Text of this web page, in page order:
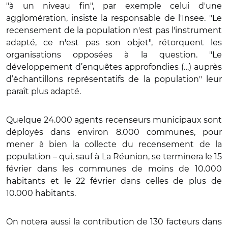
"à un niveau fin", par exemple celui d'une
agglomération, insiste la responsable de l'Insee. "Le
recensement de la population n'est pas l'instrument
adapté, ce n'est pas son objet", rétorquent les
organisations opposées à la question. "Le
développement d’enquêtes approfondies (…) auprès
d’échantillons représentatifs de la population" leur
paraît plus adapté.
Quelque 24.000 agents recenseurs municipaux sont
déployés dans environ 8.000 communes, pour
mener à bien la collecte du recensement de la
population – qui, sauf à La Réunion, se terminera le 15
février dans les communes de moins de 10.000
habitants et le 22 février dans celles de plus de
10.000 habitants.
On notera aussi la contribution de 130 facteurs dans